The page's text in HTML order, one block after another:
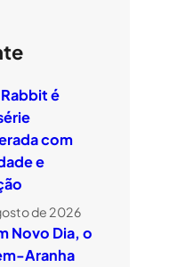
é
com
e
de 2026
Novo Dia, o
Aranha